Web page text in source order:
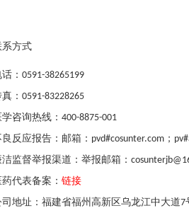
系方式
话：0591-38265199
：0591-83228265
学咨询热线：400-8875-001
反应报告：邮箱：pvd#cosunter.com；
洁监督举报渠道：举报邮箱：
药代表备案： 链接
司地址：福建省福州高新区乌龙江中大道7